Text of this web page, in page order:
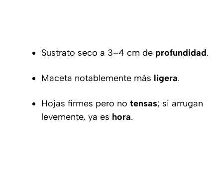
Sustrato seco a 3–4 cm de profundidad.
Maceta notablemente más ligera.
Hojas firmes pero no tensas; si arrugan
levemente, ya es hora.